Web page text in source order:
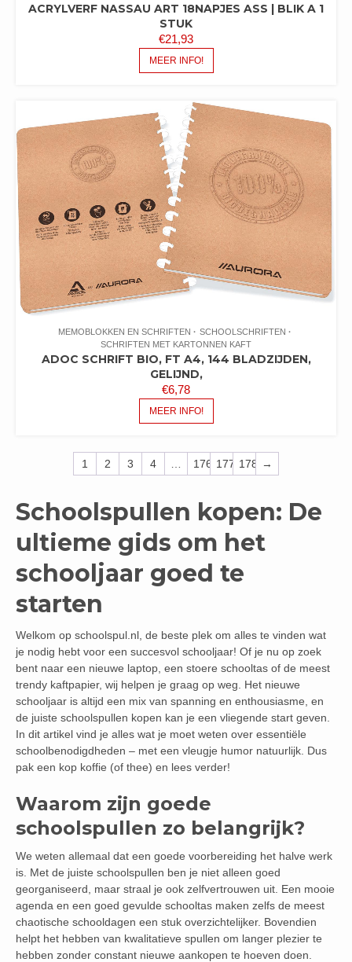
ACRYLVERF NASSAU ART 18NAPJES ASS | BLIK A 1
STUK
€21,93
MEER INFO!
MEMOBLOKKEN EN SCHRIFTEN
SCHOOLSCHRIFTEN
SCHRIFTEN MET KARTONNEN KAFT
ADOC SCHRIFT BIO, FT A4, 144 BLADZIJDEN,
GELIJND,
€6,78
MEER INFO!
1 2 3 4 176 177 178 →
Schoolspullen kopen: De
ultieme gids om het
schooljaar goed te
starten
Welkom op schoolspul.nl, de beste plek om alles te vinden wat
je nodig hebt voor een succesvol schooljaar! Of je nu op zoek
bent naar een nieuwe laptop, een stoere schooltas of de meest
trendy kaftpapier, wij helpen je graag op weg. Het nieuwe
schooljaar is altijd een mix van spanning en enthousiasme, en
de juiste schoolspullen kopen kan je een vliegende start geven.
In dit artikel vind je alles wat je moet weten over essentiële
schoolbenodigdheden – met een vleugje humor natuurlijk. Dus
pak een kop koffie (of thee) en lees verder!
Waarom zijn goede
schoolspullen zo belangrijk?
We weten allemaal dat een goede voorbereiding het halve werk
is. Met de juiste schoolspullen ben je niet alleen goed
georganiseerd, maar straal je ook zelfvertrouwen uit. Een mooie
agenda en een goed gevulde schooltas maken zelfs de meest
chaotische schooldagen een stuk overzichtelijker. Bovendien
helpt het hebben van kwalitatieve spullen om langer plezier te
hebben zonder constant nieuwe aankopen te hoeven doen.